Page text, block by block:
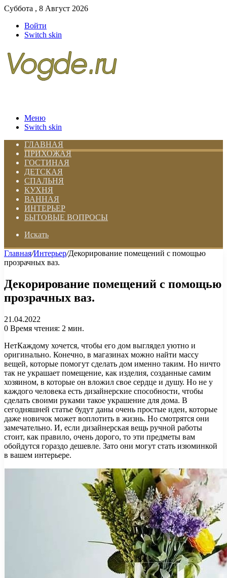
Суббота , 8 Август 2026
Войти
Switch skin
Меню
Switch skin
ГЛАВНАЯ
ПРИХОЖАЯ
ГОСТИНАЯ
ДЕТСКАЯ
СПАЛЬНЯ
КУХНЯ
ВАННАЯ
ИНТЕРЬЕР
БЫТОВЫЕ ВОПРОСЫ
Искать
Главная/Интерьер/Декорирование помещений с помощью
прозрачных ваз.
Декорирование помещений с помощью
прозрачных ваз.
21.04.2022
0 Время чтения: 2 мин.
НетКаждому хочется, чтобы его дом выглядел уютно и
оригинально. Конечно, в магазинах можно найти массу
вещей, которые помогут сделать дом именно таким. Но ничто
так не украшает помещение, как изделия, созданные самим
хозяином, в которые он вложил свое сердце и душу. Но не у
каждого человека есть дизайнерские способности, чтобы
сделать своими руками такое украшение для дома. В
сегодняшней статье будут даны очень простые идеи, которые
даже новичок может воплотить в жизнь. Но смотрятся они
замечательно. И, если дизайнерская вещь ручной работы
стоит, как правило, очень дорого, то эти предметы вам
обойдутся гораздо дешевле. Зато они могут стать изюминкой
в вашем интерьере.